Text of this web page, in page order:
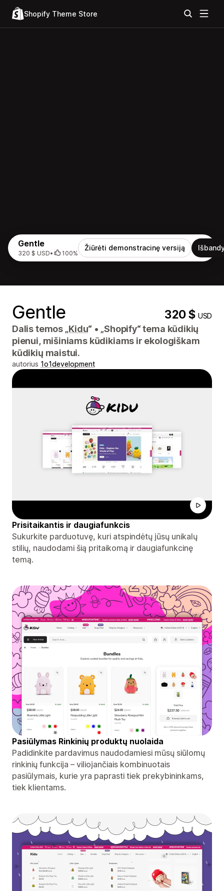
Shopify Theme Store
Gentle
320 $ USD• 100%
Žiūrėti demonstracinę versiją
Gentle 320 $USD
Dalis temos „Kidu“ • „Shopify“ tema kūdikių
pienui, mišiniams kūdikiams ir ekologiškam
kūdikių maistui.
autorius 1o1development
Prisitaikantis ir daugiafunkcis
Sukurkite parduotuvę, kuri atspindėtų jūsų unikalų
stilių, naudodami šią pritaikomą ir daugiafunkcinę
temą.
Pasiūlymas Rinkinių produktų nuolaida
Padidinkite pardavimus naudodamiesi mūsų siūlomų
rinkinių funkcija – viliojančiais kombinuotais
pasiūlymais, kurie yra paprasti tiek prekybininkams,
tiek klientams.